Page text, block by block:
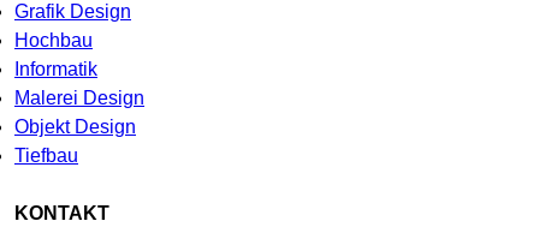
Grafik Design
Hochbau
Informatik
Malerei Design
Objekt Design
Tiefbau
KONTAKT